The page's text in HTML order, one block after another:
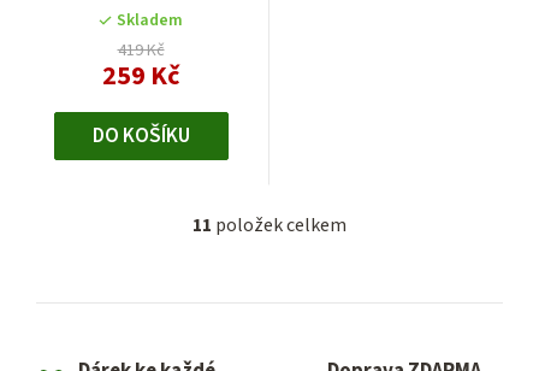
Skladem
419 Kč
259 Kč
DO KOŠÍKU
O
l
11 položek celkem